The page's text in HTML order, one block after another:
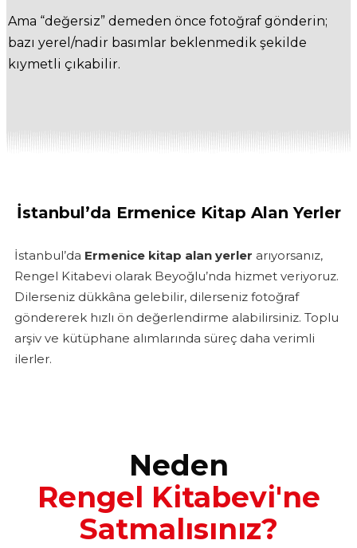
Ama “değersiz” demeden önce fotoğraf gönderin;
bazı yerel/nadir basımlar beklenmedik şekilde
kıymetli çıkabilir.
İstanbul’da Ermenice Kitap Alan Yerler
İstanbul’da Ermenice kitap alan yerler arıyorsanız,
Rengel Kitabevi olarak Beyoğlu’nda hizmet veriyoruz.
Dilerseniz dükkâna gelebilir, dilerseniz fotoğraf
göndererek hızlı ön değerlendirme alabilirsiniz. Toplu
arşiv ve kütüphane alımlarında süreç daha verimli
ilerler.
Neden
Rengel Kitabevi'ne
Satmalısınız?